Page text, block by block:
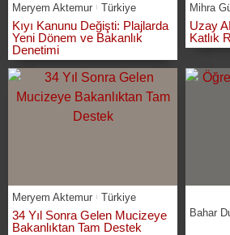
Meryem Aktemur Türkiye
Kıyı Kanunu Değişti: Plajlarda
Yeni Dönem ve Bakanlık
Denetimi
Mihra
Uzay
Katlık
Meryem Aktemur Türkiye
34 Yıl Sonra Gelen Mucizeye
Bakanlıktan Tam Destek
Bahar